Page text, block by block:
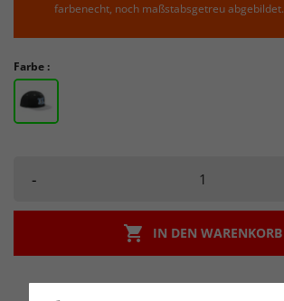
farbenecht, noch maßstabsgetreu abgebildet.
Farbe :
-
 IN DEN WARENKORB